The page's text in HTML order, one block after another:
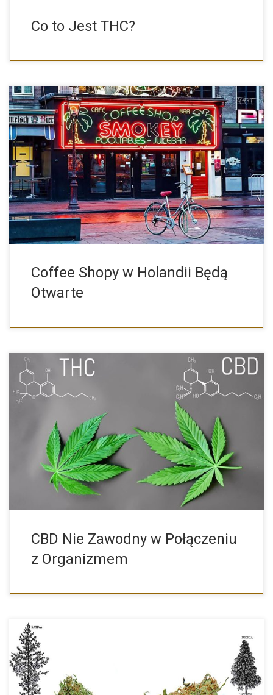
Co to Jest THC?
Marihuana będzie do kupienia, coffee shopy w Holandii będą w
[…]
Coffee Shopy w Holandii Będą
Otwarte
Dlaczego CBD jest tak nie zawodny w połączeniu z organizmem
CBD Nie Zawodny w Połączeniu
z Organizmem
Sativa vs Indica: gatunki marihuany i ich oddziaływanie W